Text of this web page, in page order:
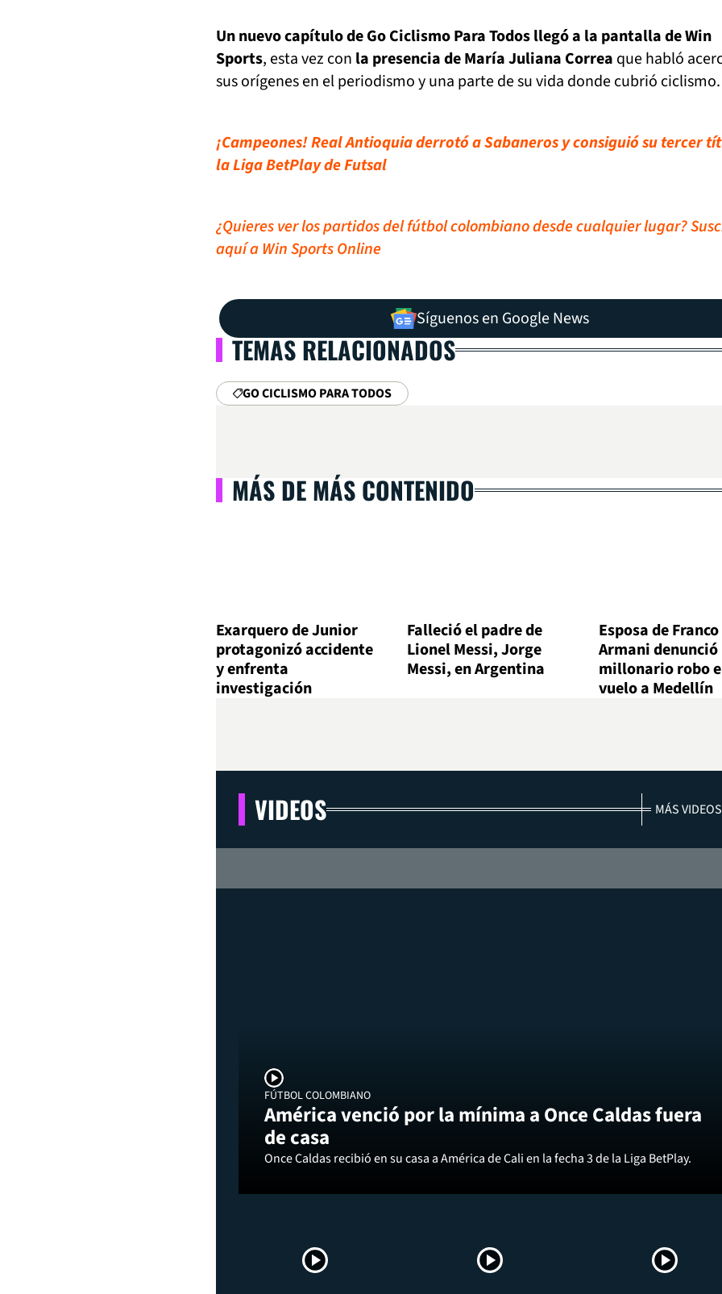
Un nuevo capítulo de Go Ciclismo Para Todos llegó a la pantalla de Win
Sports, esta vez con la presencia de María Juliana Correa que habló
sus orígenes en el periodismo y una parte de su vida donde cubrió ciclismo.
¡Campeones! Real Antioquia derrotó a Sabaneros y consiguió su tercer
la Liga BetPlay de Futsal
¿Quieres ver los partidos del fútbol colombiano desde cualquier lugar?
aquí a Win Sports Online
Síguenos en Google News
TEMAS RELACIONADOS
GO CICLISMO PARA TODOS
MÁS DE MÁS CONTENIDO
Exarquero de Junior
protagonizó accidente
y enfrenta
investigación
Falleció el padre de
Lionel Messi, Jorge
Messi, en Argentina
Esposa de Franco
Armani denunció
millonario robo
vuelo a Medellín
VIDEOS MÁS VIDEOS
FÚTBOL COLOMBIANO
América venció por la mínima a Once Caldas fuera
de casa
Once Caldas recibió en su casa a América de Cali en la fecha 3 de la Liga BetPlay.